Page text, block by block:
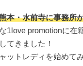
本・水前寺に事務所
1love promotionに在
てきました！
ットレディを始めて